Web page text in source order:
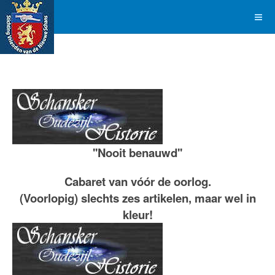
''Nooit benauwd''
Cabaret van vóór de oorlog.
(Voorlopig) slechts zes artikelen, maar wel in
kleur!